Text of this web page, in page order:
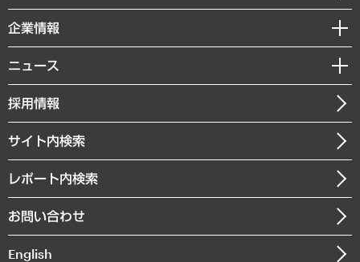
共生・ダイバーシティ
GRC（ガバナンス・リスク・コンプライアンス）・防災（政策）
経済・産業・雇用・労働
まちづくり・観光・交通・スポーツ・スマートシティ
自然資源・農林水産業・食料システム
レポート
コラム
経営用語集
受託・受注実績（官公庁関連）
メディア掲載・出演
セミナー・イベント情報
MUFGビジネスセミナー
受託案件情報
企業情報
私たちの想い
社長メッセージ
会社概要
沿革
組織図・本部部室紹介
インドネシア現地法人
ニュース
ニュースリリース
お知らせ
採用情報
サイト内検索
レポート内検索
お問い合わせ
English